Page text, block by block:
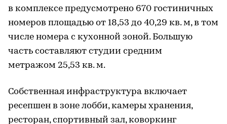
в комплексе предусмотрено 670 гостиничных
номеров площадью от 18,53 до 40,29 кв. м, в том
числе номера с кухонной зоной. Большую
часть составляют студии средним
метражом 25,53 кв. м.
Собственная инфраструктура включает
ресепшен в зоне лобби, камеры хранения,
ресторан, спортивный зал, коворкинг